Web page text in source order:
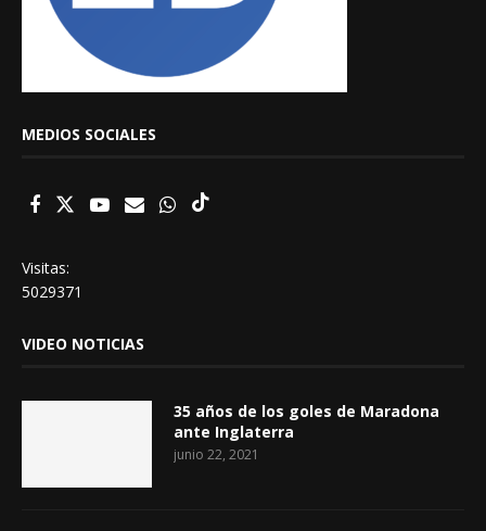
MEDIOS SOCIALES
Visitas:
5029371
VIDEO NOTICIAS
35 años de los goles de Maradona
ante Inglaterra
junio 22, 2021